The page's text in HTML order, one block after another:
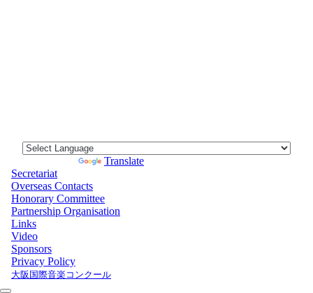
Translate
Secretariat
Overseas Contacts
Honorary Committee
Partnership Organisation
Links
Video
Sponsors
Privacy Policy
大阪国際音楽コンクール